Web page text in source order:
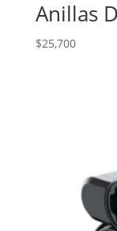
Anillas
$25,700